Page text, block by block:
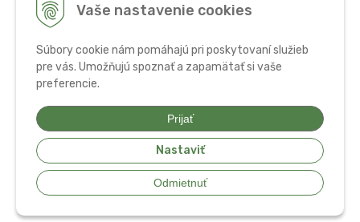
Vaše nastavenie cookies
Súbory cookie nám pomáhajú pri poskytovaní služieb
pre vás. Umožňujú spoznať a zapamätať si vaše
preferencie.
Prijať
Nastaviť
Odmietnuť
Ochrana osobných údajov
© 2026 Bio potraviny, zdravá výživa a doplnky • tvorba eshopu cez